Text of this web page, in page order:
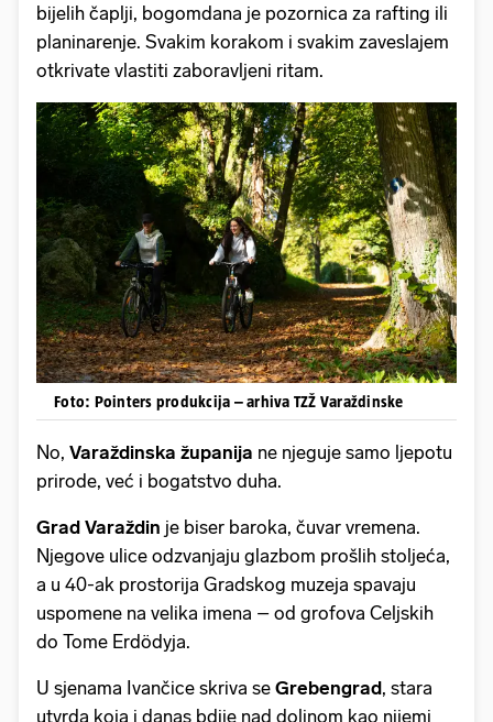
bijelih čaplji, bogomdana je pozornica za rafting ili
planinarenje. Svakim korakom i svakim zaveslajem
otkrivate vlastiti zaboravljeni ritam.
Foto: Pointers produkcija – arhiva TZŽ Varaždinske
No, Varaždinska županija ne njeguje samo ljepotu
prirode, već i bogatstvo duha.
Grad Varaždin je biser baroka, čuvar vremena.
Njegove ulice odzvanjaju glazbom prošlih stoljeća,
a u 40-ak prostorija Gradskog muzeja spavaju
uspomene na velika imena – od grofova Celjskih
do Tome Erdödyja.
U sjenama Ivančice skriva se Grebengrad, stara
utvrda koja i danas bdije nad dolinom kao nijemi